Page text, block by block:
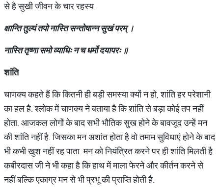
से है सुखी जीवन के चार रहस्य.
क्षान्तितुल्यंतपोनास्तिसन्तोषान्नसुखंपरम्।
नास्तितृष्णासमोव्याधिः नचधर्मोदयापरः ॥
शांति
चाणक्य कहते हैं कि कितनी ही बड़ी समस्या क्यों न हो, शांति हर परेशानी
का हल है. श्लोक में चाणक्य ने बताया है कि शांति से बड़ा कोई तप नहीं
होता. आजकल लोगों के बाद सभी भौतिक सुख होने के बावजूद उन्हें मन
की शांति नहीं है. जिसका मन अशांत होता है वो तमाम सुविधाएं होने के बाद
भी कभी खुश नहीं रह पाता. मन को नियंत्रित करने पर ही शांति मिलती है.
कबीरदास जी ने भी कहा है कि हाथ में माला फेरने और कीर्तन करने से
नहीं बल्कि एकाग्र मन से भी प्रभू की प्राप्ति होती है.